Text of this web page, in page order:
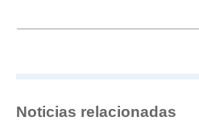
Noticias relacionadas